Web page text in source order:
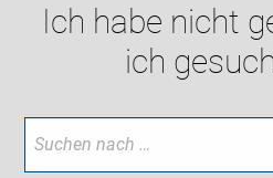
Ich habe nicht
ich